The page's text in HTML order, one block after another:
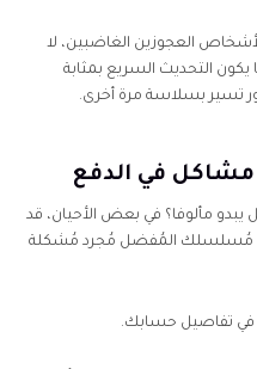
العجوزين الغاضبين، لا
يكون التحديث السريع بمثابة
تسير بسلاسة مرة أخرى.
في الدفع
يبدو مألوفا؟ في بعض الأحيان، قد
من مُسلسلك المُفضل مُجرد مُشكلة
في تفاصيل حسابك.